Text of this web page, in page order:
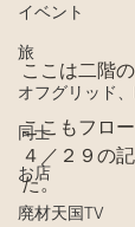
イベント
旅
オフグリッド
同士
お店
廃材天国TV
ここは二階の
ここもフロ
４／２９の
た。